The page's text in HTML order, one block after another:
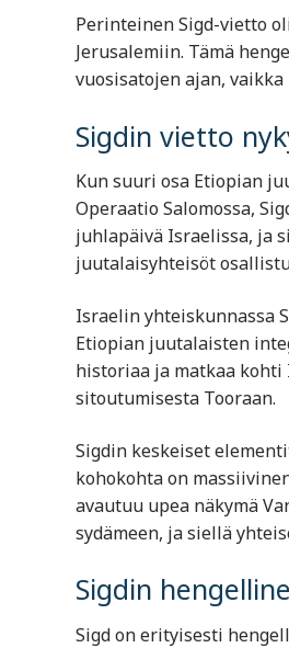
Perinteinen Sigd-vietto
Jerusalemiin. Tämä
vuosisatojen ajan,
Sigdin vietto
Kun suuri osa Etiopian
Operaatio Salomossa,
juhlapäivä Israelissa, ja
juutalaisyhteisöt
Israelin yhteiskunnassa
Etiopian juutalaisten
historiaa ja matkaa
sitoutumisesta Tooraan.
Sigdin keskeiset
kohokohta on
avautuu upea näkymä
sydämeen, ja siellä
Sigdin
Sigd on erityisesti